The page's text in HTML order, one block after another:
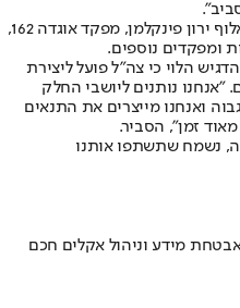
בסיור השתתפו מפקד פיקוד הדרום, אלוף ירון פינקלמן, מפקד אוגדה 162,
ומפקדים נוספים.
הלוי כי צה"ל פועל ליצירת
"אנחנו נותנים ליושבי החלק
ואנחנו מייצרים את התנאים
זמן", הסביר.
נשמח שתשתפו אותנו
מידע וניהול אקלים חכם